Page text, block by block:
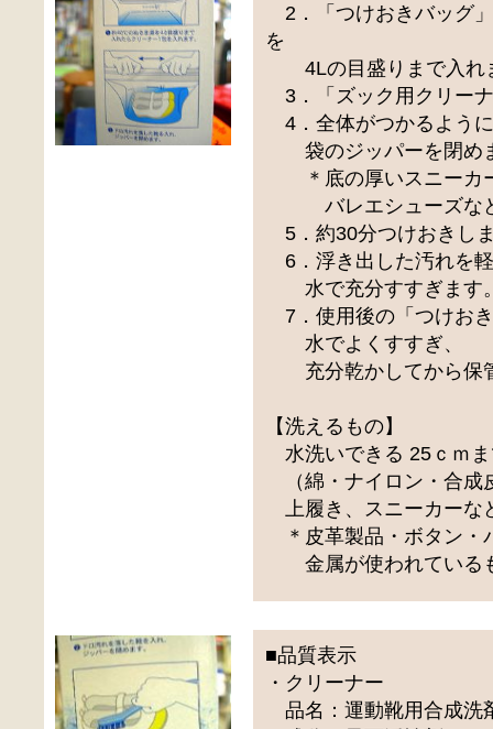
2．「つけおきバッグ
を
4Lの目盛りまで入れ
3．「ズック用クリー
4．全体がつかるよう
袋のジッパーを閉め
＊底の厚いスニーカ
バレエシューズなど
5．約30分つけおきし
6．浮き出した汚れを
水で充分すすぎます
7．使用後の「つけお
水でよくすすぎ、
充分乾かしてから保
【洗えるもの】
水洗いできる 25ｃｍ
（綿・ナイロン・合成
上履き、スニーカーな
＊皮革製品・ボタン・
金属が使われている
■品質表示
・クリーナー
品名：運動靴用合成洗